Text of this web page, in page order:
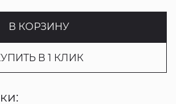
В КОРЗИНУ
В 1 КЛИК